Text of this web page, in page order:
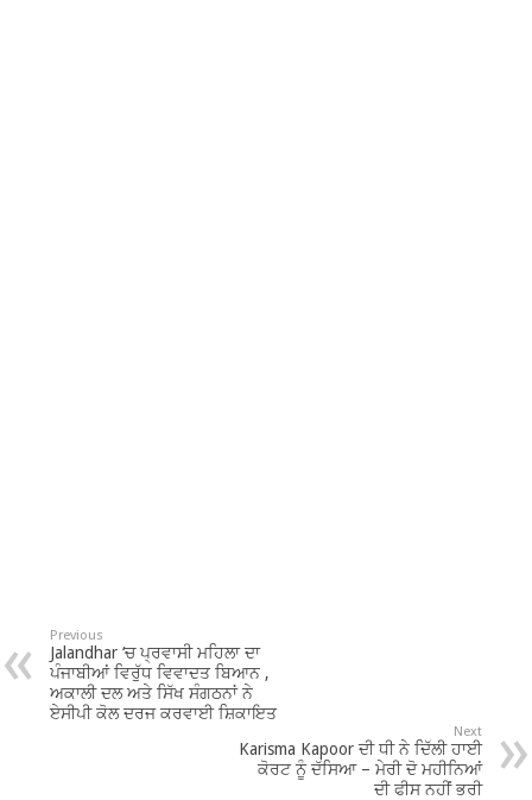
Previous
Jalandhar ‘ਚ ਪ੍ਰਵਾਸੀ ਮਹਿਲਾ ਦਾ
ਪੰਜਾਬੀਆਂ ਵਿਰੁੱਧ ਵਿਵਾਦਤ ਬਿਆਨ ,
ਅਕਾਲੀ ਦਲ ਅਤੇ ਸਿੱਖ ਸੰਗਠਨਾਂ ਨੇ
ਏਸੀਪੀ ਕੋਲ ਦਰਜ ਕਰਵਾਈ ਸ਼ਿਕਾਇਤ
Next
Karisma Kapoor ਦੀ ਧੀ ਨੇ ਦਿੱਲੀ ਹਾਈ
ਕੋਰਟ ਨੂੰ ਦੱਸਿਆ – ਮੇਰੀ ਦੋ ਮਹੀਨਿਆਂ
ਦੀ ਫੀਸ ਨਹੀਂ ਭਰੀ